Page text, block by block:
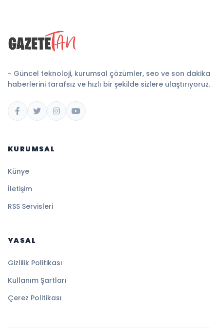
- Güncel teknoloji, kurumsal çözümler, seo ve son dakika
haberlerini tarafsız ve hızlı bir şekilde sizlere ulaştırıyoruz.
KURUMSAL
Künye
İletişim
RSS Servisleri
YASAL
Gizlilik Politikası
Kullanım Şartları
Çerez Politikası